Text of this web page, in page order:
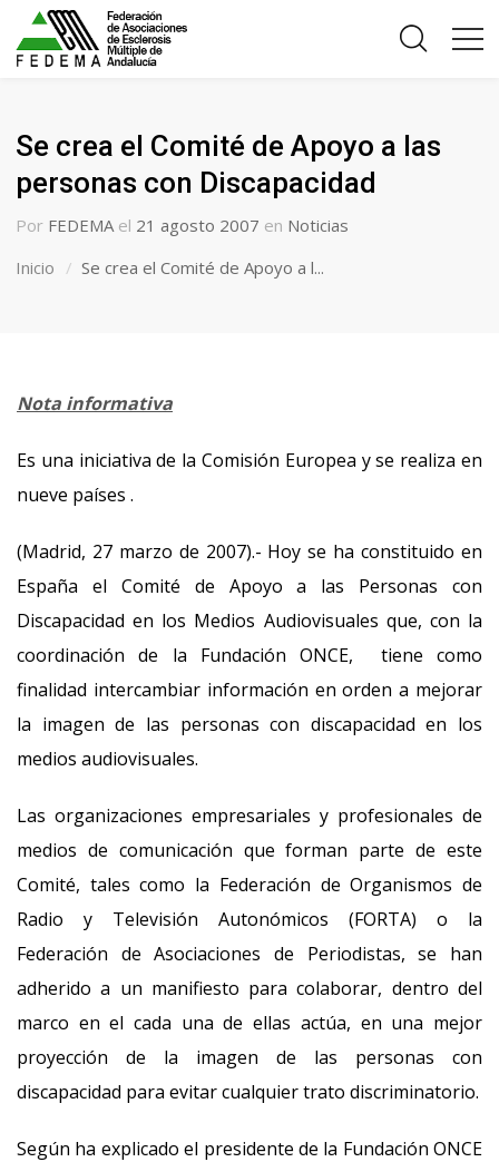
Se crea el Comité de Apoyo a las
personas con Discapacidad
Por FEDEMA el 21 agosto 2007 en Noticias
Inicio
Se crea el Comité de Apoyo a l...
Nota informativa
Es una iniciativa de la Comisión Europea y se realiza en
nueve países .
(Madrid, 27 marzo de 2007).- Hoy se ha constituido en
España el Comité de Apoyo a las Personas con
Discapacidad en los Medios Audiovisuales que, con la
coordinación de la Fundación ONCE, tiene como
finalidad intercambiar información en orden a mejorar
la imagen de las personas con discapacidad en los
medios audiovisuales.
Las organizaciones empresariales y profesionales de
medios de comunicación que forman parte de este
Comité, tales como la Federación de Organismos de
Radio y Televisión Autonómicos (FORTA) o la
Federación de Asociaciones de Periodistas, se han
adherido a un manifiesto para colaborar, dentro del
marco en el cada una de ellas actúa, en una mejor
proyección de la imagen de las personas con
discapacidad para evitar cualquier trato discriminatorio.
Según ha explicado el presidente de la Fundación ONCE